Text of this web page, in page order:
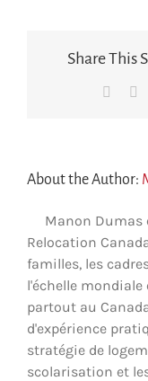
Share This
About the Author:
Manon Dumas
Relocation
familles, les
l'échelle
partout au
d'expérience
stratégie de
scolarisation et